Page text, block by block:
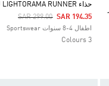
Selected
حذاء LIGHTORAMA RUNNER للأطفال
Price Reduced From
SAR 299.00ToSAR 194.35
اطفال 4-8 سنوات Sportswear
3 Colours